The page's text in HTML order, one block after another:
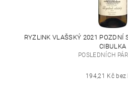
RYZLINK VLAŠSKÝ 2021 POZDNÍ
CIBULKA
POSLEDNÍCH
194,21 Kč bez